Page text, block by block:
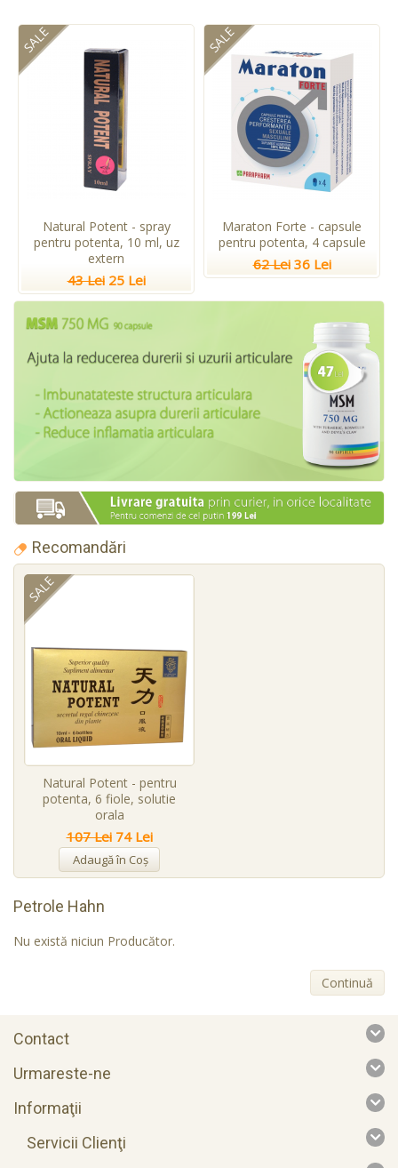
SALE
Natural Potent - spray
pentru potenta, 10 ml, uz
extern
43 Lei 25 Lei
SALE
Maraton Forte - capsule
pentru potenta, 4 capsule
62 Lei 36 Lei
Recomandări
SALE
Adaugă în Coş
Natural Potent - pentru
potenta, 6 fiole, solutie
orala
107 Lei 74 Lei
Petrole Hahn
Nu există niciun Producător.
Continuă
Contact
Urmareste-ne
Informaţii
Servicii Clienţi